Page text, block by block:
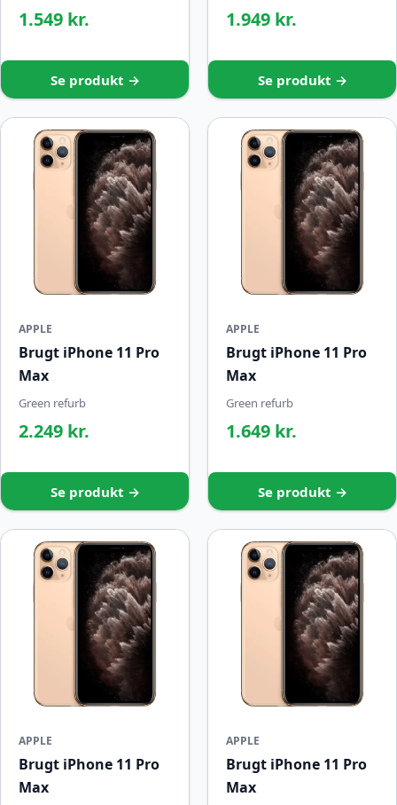
1.549 kr.
Se produkt →
1.949 kr.
Se produkt →
APPLE
Brugt iPhone 11 Pro
Max
Green refurb
2.249 kr.
Se produkt →
APPLE
Brugt iPhone 11 Pro
Max
Green refurb
1.649 kr.
Se produkt →
APPLE
Brugt iPhone 11 Pro
Max
APPLE
Brugt iPhone 11 Pro
Max